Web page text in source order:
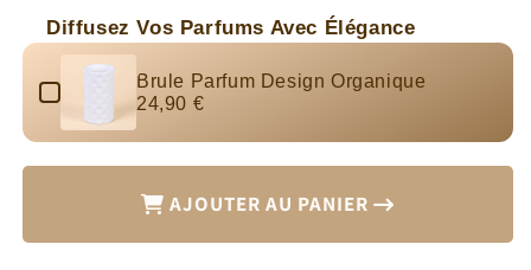
de
Fondant
Parfumé
Noix
Coco
Snapbar
de
Fondant
Noix
de
Coco
Snapbar
Diffusez Vos Parfums Avec Élégance
Use the Previous and Next buttons to navigate through
Brule Parfum Design Organique
24,90 €
AJOUTER AU PANIER